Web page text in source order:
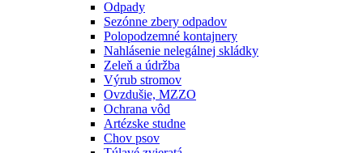
Odpady
Sezónne zbery odpadov
Polopodzemné kontajnery
Nahlásenie nelegálnej skládky
Zeleň a údržba
Výrub stromov
Ovzdušie, MZZO
Ochrana vôd
Artézske studne
Chov psov